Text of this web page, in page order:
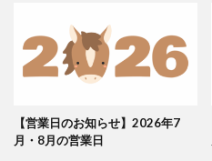
【営業日のお知らせ】2026年7
月・8月の営業日